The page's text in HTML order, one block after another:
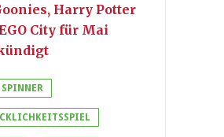
Harry Potter
City für Mai